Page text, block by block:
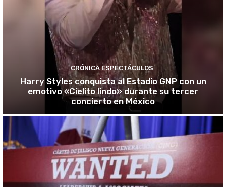
CRÓNICA ESPECTÁCULOS
Harry Styles conquista al Estadio GNP con un
emotivo «Cielito lindo» durante su tercer
concierto en México